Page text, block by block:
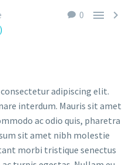
0  
adipiscing elit.
interdum. Mauris sit amet
ac odio quis, pharetra
sit amet nibh molestie
morbi tristique senectus